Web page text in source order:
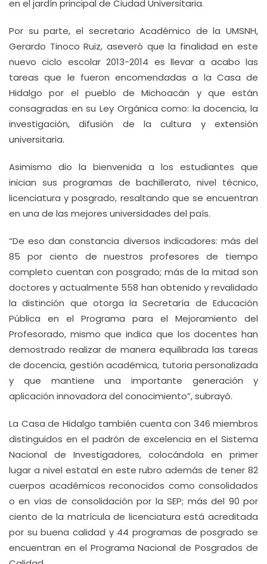
en el jardín principal de Ciudad Universitaria.
Por su parte, el secretario Académico de la UMSNH,
Gerardo Tinoco Ruiz, aseveró que la finalidad en este
nuevo ciclo escolar 2013-2014 es llevar a acabo las
tareas que le fueron encomendadas a la Casa de
Hidalgo por el pueblo de Michoacán y que están
consagradas en su Ley Orgánica como: la docencia, la
investigación, difusión de la cultura y extensión
universitaria.
Asimismo dio la bienvenida a los estudiantes que
inician sus programas de bachillerato, nivel técnico,
licenciatura y posgrado, resaltando que se encuentran
en una de las mejores universidades del país.
“De eso dan constancia diversos indicadores: más del
85 por ciento de nuestros profesores de tiempo
completo cuentan con posgrado; más de la mitad son
doctores y actualmente 558 han obtenido y revalidado
la distinción que otorga la Secretaría de Educación
Pública en el Programa para el Mejoramiento del
Profesorado, mismo que indica que los docentes han
demostrado realizar de manera equilibrada las tareas
de docencia, gestión académica, tutoria personalizada
y que mantiene una importante generación y
aplicación innovadora del conocimiento”, subrayó.
La Casa de Hidalgo también cuenta con 346 miembros
distinguidos en el padrón de excelencia en el Sistema
Nacional de Investigadores, colocándola en primer
lugar a nivel estatal en este rubro además de tener 82
cuerpos académicos reconocidos como consolidados
o en vías de consolidación por la SEP; más del 90 por
ciento de la matrícula de licenciatura está acreditada
por su buena calidad y 44 programas de posgrado se
encuentran en el Programa Nacional de Posgrados de